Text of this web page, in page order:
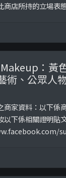
商店所持的立場表
Served By
】
：黃
術、公眾人
商家資料：以下係
以下係相關證明貼